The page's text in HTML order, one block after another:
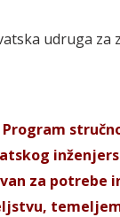
udruga za
za potrebe